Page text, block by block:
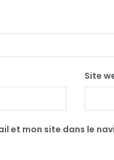
Site
et mon site dans le